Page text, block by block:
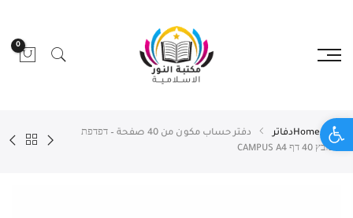
Open toolbar
0
Homeدفاتر
دفتر حساب مكون من 40 صفحة – דפדפת
משובץ 40 דף CAMPUS A4